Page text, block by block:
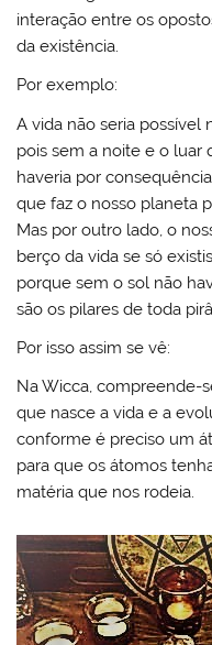
interação entre os
da existência.
Por exemplo:
A vida não seria possível
pois sem a noite e o luar
haveria por
que faz o nosso planeta
Mas por outro lado, o
berço da vida se só
porque sem o sol não
são os pilares de toda
Por isso assim se vê:
Na Wicca, compreende-
que nasce a vida e a
conforme é preciso um
para que os átomos
matéria que nos rodeia.